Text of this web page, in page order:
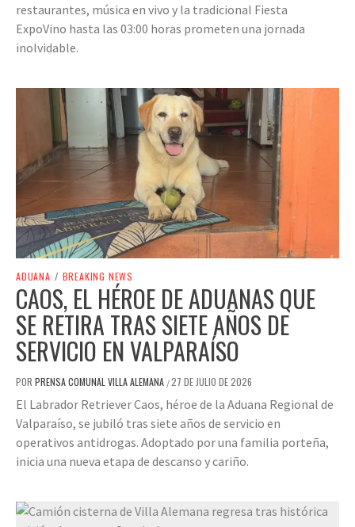
restaurantes, música en vivo y la tradicional Fiesta
ExpoVino hasta las 03:00 horas prometen una jornada
inolvidable.
ADUANA / BREAKING NEWS
CAOS, EL HÉROE DE ADUANAS QUE
SE RETIRA TRAS SIETE AÑOS DE
SERVICIO EN VALPARAÍSO
POR PRENSA COMUNAL VILLA ALEMANA /27 DE JULIO DE 2026
El Labrador Retriever Caos, héroe de la Aduana Regional de
Valparaíso, se jubiló tras siete años de servicio en
operativos antidrogas. Adoptado por una familia porteña,
inicia una nueva etapa de descanso y cariño.